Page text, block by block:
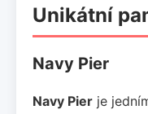
Unikátní
Navy Pier
Navy Pier je